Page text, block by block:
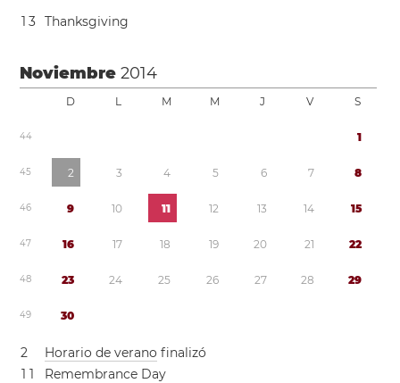
1 3 Thanksgiving
Noviembre2014
D L M M J V S
44 1
45 2 3 4 5 6 7 8
46 9 10 11 12 13 14 15
47 16 17 18 19 20 21 22
48 23 24 25 26 27 28 29
49 30
2 Horario de verano finalizó
1 1 Remembrance Day